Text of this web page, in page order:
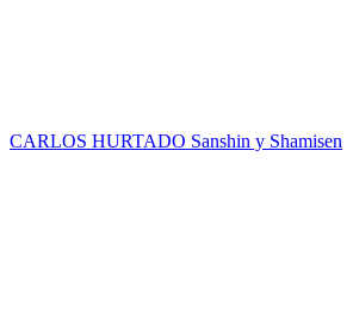
CARLOS HURTADO Sanshin y Shamisen